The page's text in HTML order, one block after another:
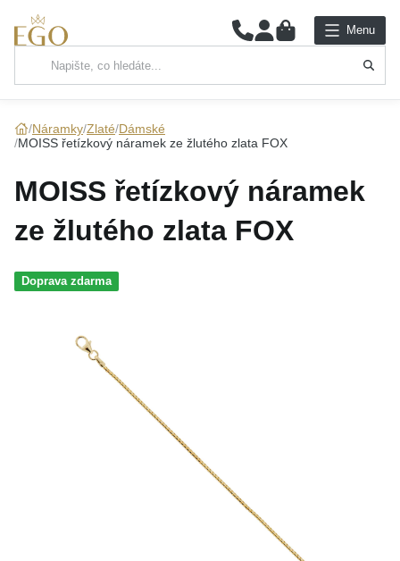
0 Menu
Hlavní kategorie
ŘETÍZKY
NÁRAMKY
PRSTENY
NÁUŠNICE
Náramky Zlaté Dámské
MOISS řetízkový náramek ze žlutého zlata FOX
MOISS řetízkový náramek
ze žlutého zlata FOX
Doprava zdarma